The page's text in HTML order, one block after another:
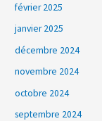
février 2025
janvier 2025
décembre 2024
novembre 2024
octobre 2024
septembre 2024